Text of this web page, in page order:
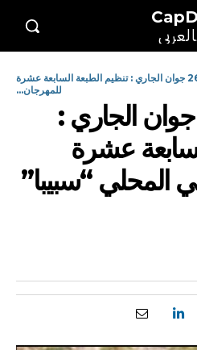
من 22 إلى 26 جوان الجاري : تنظيم الطبعة السابعة عشرة
للمهرجان...
من 22 إلى 26 جوان الجاري :
عشرة
المحلي “سبيبا”